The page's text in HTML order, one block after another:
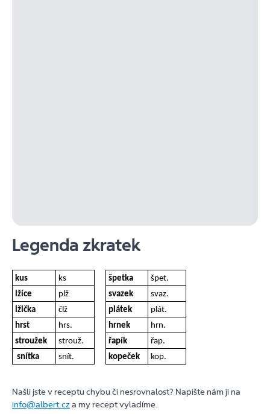
Legenda zkratek
kus ks špetka
špet.
lžíce
plž svazek
svaz.
lžička
člž plátek
plát.
hrst
hrs. hrnek
hrn.
stroužek
strouž. řapík
řap.
snítka
snít. kopeček kop.
Našli jste v receptu chybu či nesrovnalost? Napište nám ji na
info@albert.cza my recept vyladíme.